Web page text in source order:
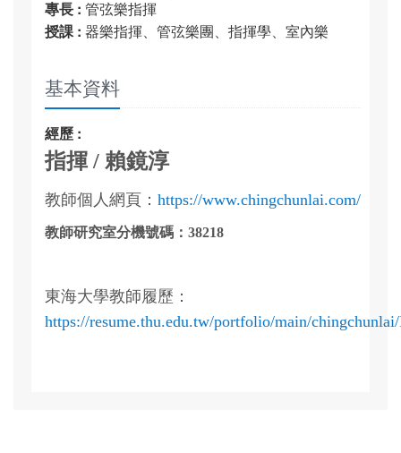
專長 : 管弦樂指揮
授課 : 器樂指揮、管弦樂團、指揮學、室內樂
基本資料
經歷 :
指揮 / 賴鏡淳
教師個人網頁： https://www.chingchunlai.com/
教師研究室分機號碼：38218
東海大學教師履歷：
https://resume.thu.edu.tw/portfolio/main/